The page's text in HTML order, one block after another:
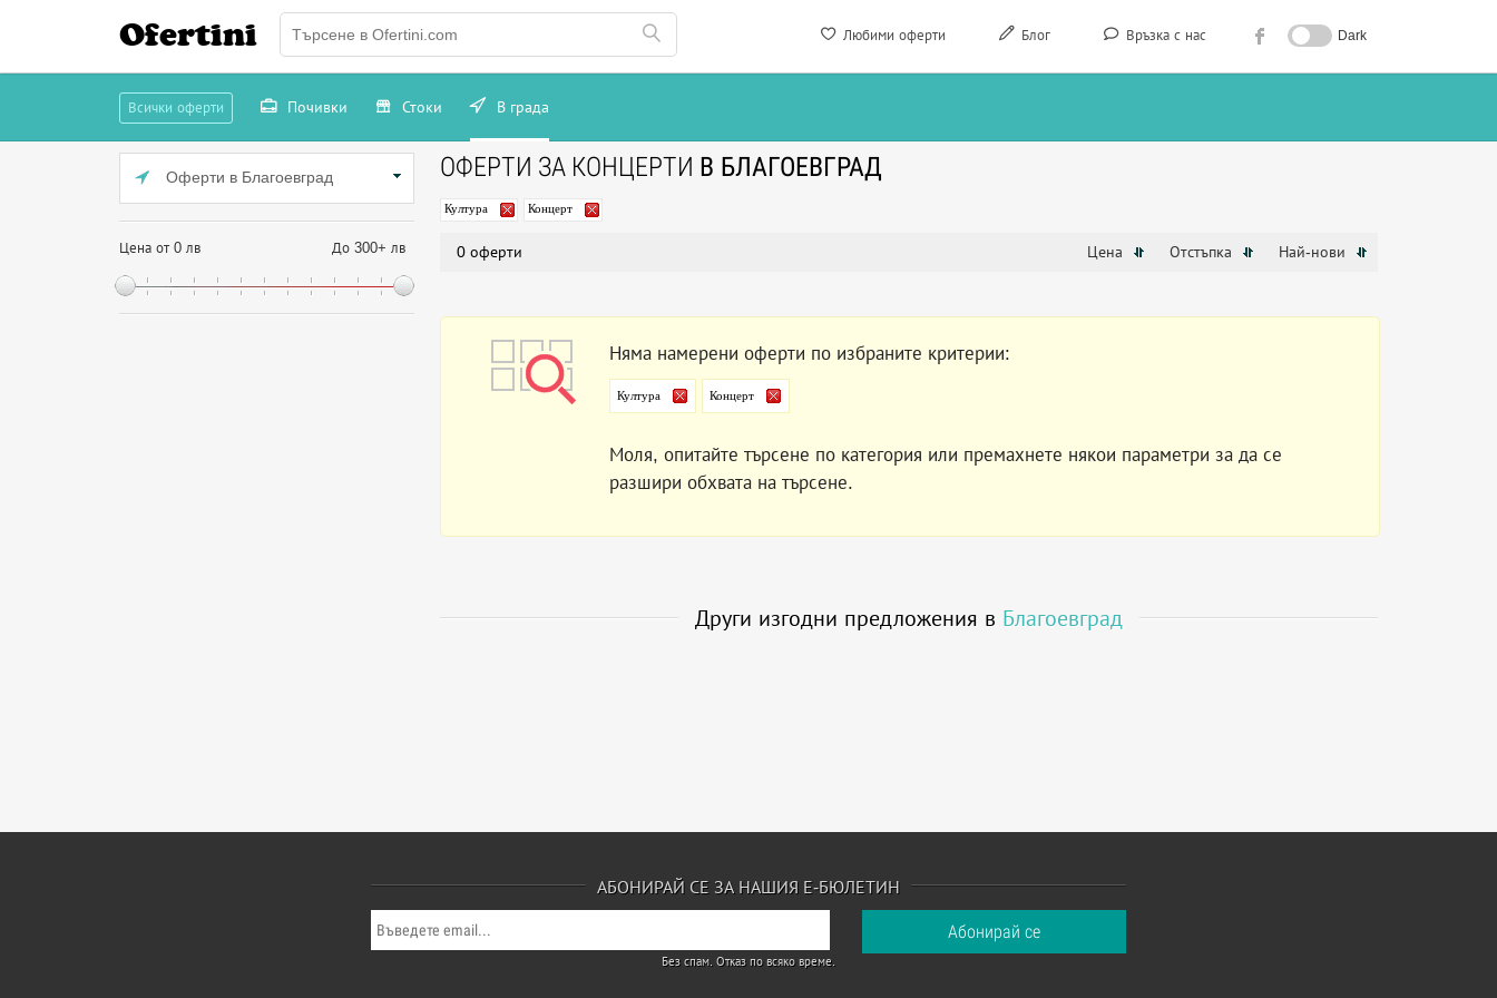
Любими оферти Блог Връзка с нас Dark
Ofertini
Всички оферти Почивки Стоки В града
Оферти в Благоевград
Цена от 0 лв До 300+ лв
ОФЕРТИ ЗА КОНЦЕРТИ В БЛАГОЕВГРАД
Култура Концерт
0 оферти Цена Отстъпка Най-нови
Няма намерени оферти по избраните критерии:
Култура Концерт
Моля, опитайте търсене по категория или премахнете някои параметри за да се
разшири обхвата на търсене.
Други изгодни предложения в Благоевград
АБОНИРАЙ СЕ ЗА НАШИЯ Е-БЮЛЕТИН
Без спам. Отказ по всяко време.